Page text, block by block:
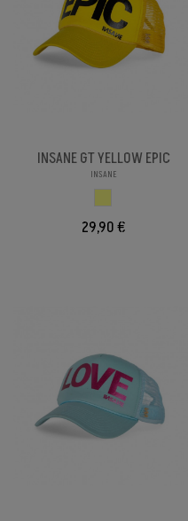
INSANE GT YELLOW EPIC
INSANE
29,90 €